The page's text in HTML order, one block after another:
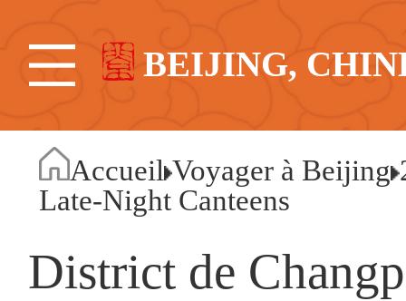
BEIJING,
Accueil Voyager à Beijing
Late-Night Canteens
District de